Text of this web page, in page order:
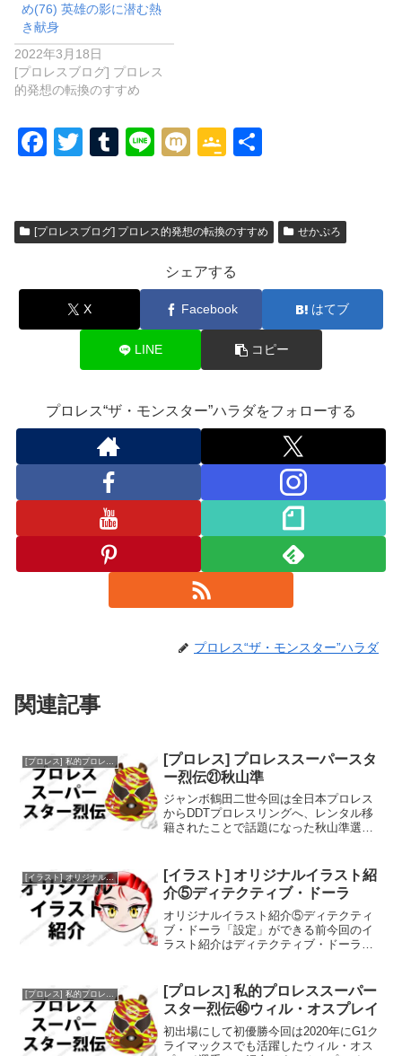
め(76) 英雄の影に潜む熱
き献身
2022年3月18日
[プロレスブログ] プロレス
的発想の転換のすすめ
F
e
o
T
er
T
bl
Li
M
G
gl
e
Cl
a
ss
ro
o
m
[プロレスブログ] プロレス的発想の転換のすすめ せかぷろ
シェアする
X Facebook はてブ
LINE コピー
プロレス“ザ・モンスター”ハラダをフォローする
プロレス“ザ・モンスター”ハラダ
関連記事
[プロレス] 私的プロレススーパースター烈伝
[プロレス] プロレススーパースタ
ー烈伝㉑秋山準
ジャンボ鶴田二世今回は全日本プロレス
からDDTプロレスリングへ、レンタル移
籍されたことで話題になった秋山準選手
され、在学中の1992年2月3日に全日本プ
ロレス入団会見に...
[イラスト] オリジナルイラスト紹介
[イラスト] オリジナルイラスト紹
介⑤ディテクティブ・ドーラ
オリジナルイラスト紹介⑤ディテクティ
ブ・ドーラ「設定」ができる前今回のイ
ラスト紹介はディテクティブ・ドーラで
ティーの「設定」ができる前に生まれた
キャラクターです。きっ...
[プロレス] 私的プロレススーパー
スター烈伝㊻ウィル・オスプレイ
初出場にして初優勝今回は2020年にG1ク
ライマックスでも活躍したウィル・オス